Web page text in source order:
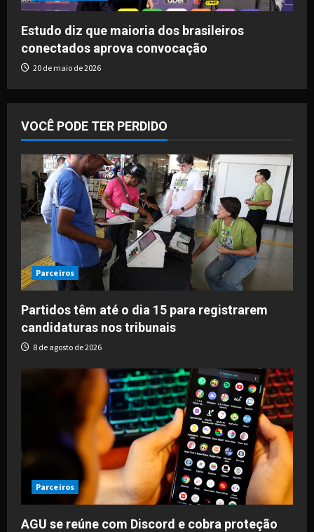
Estudo diz que maioria dos brasileiros
conectados aprova convocação
20 de maio de 2026
VOCÊ PODE TER PERDIDO
Parceiros
Partidos têm até o dia 15 para registrarem
candidaturas nos tribunais
8 de agosto de 2026
Parceiros
AGU se reúne com Discord e cobra proteção